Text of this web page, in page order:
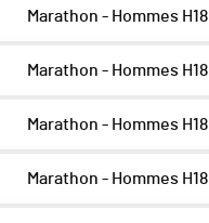
Marathon - Hommes H18
Marathon - Hommes H18
Marathon - Hommes H18
Marathon - Hommes H18